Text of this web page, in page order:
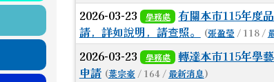
2026-03-23 學務處
有關本市115年度
請，詳如說明，請查照。
(張盈瑩 / 118 /
2026-03-23 學務處
轉達本市115年學
申請 (葉宗豪 / 164 / 最新消息)